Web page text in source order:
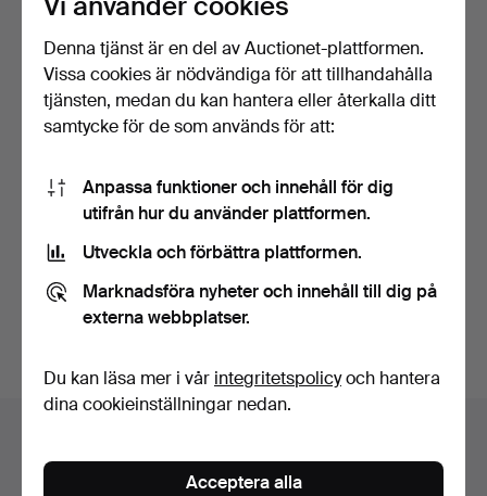
MOTORROCK, skinn, 1900-
talets första hälft.
Klubbades 27 apr 2025
20 bud
484 USD
Du söker i vårt arkiv över avslutade auktioner.
Denna tjänst är en del av Auctionet-plattformen.
Vissa cookies är nödvändiga för att tillhandahålla
tjänsten, medan du kan hantera eller återkalla ditt
samtycke för de som används för att:
Anpassa funktioner och innehåll för dig
utifrån hur du använder plattformen.
Utveckla och förbättra plattformen.
Marknadsföra nyheter och innehåll till dig på
externa webbplatser.
Du kan läsa mer i vår integritetspolicyoch hantera
dina cookieinställningar nedan.
Acceptera alla